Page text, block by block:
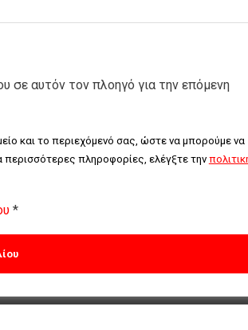
σε αυτόν τον πλοηγό για την επόμενη
και το περιεχόμενό σας, ώστε να μπορούμε να
περισσότερες πληροφορίες, ελέγξτε την
*